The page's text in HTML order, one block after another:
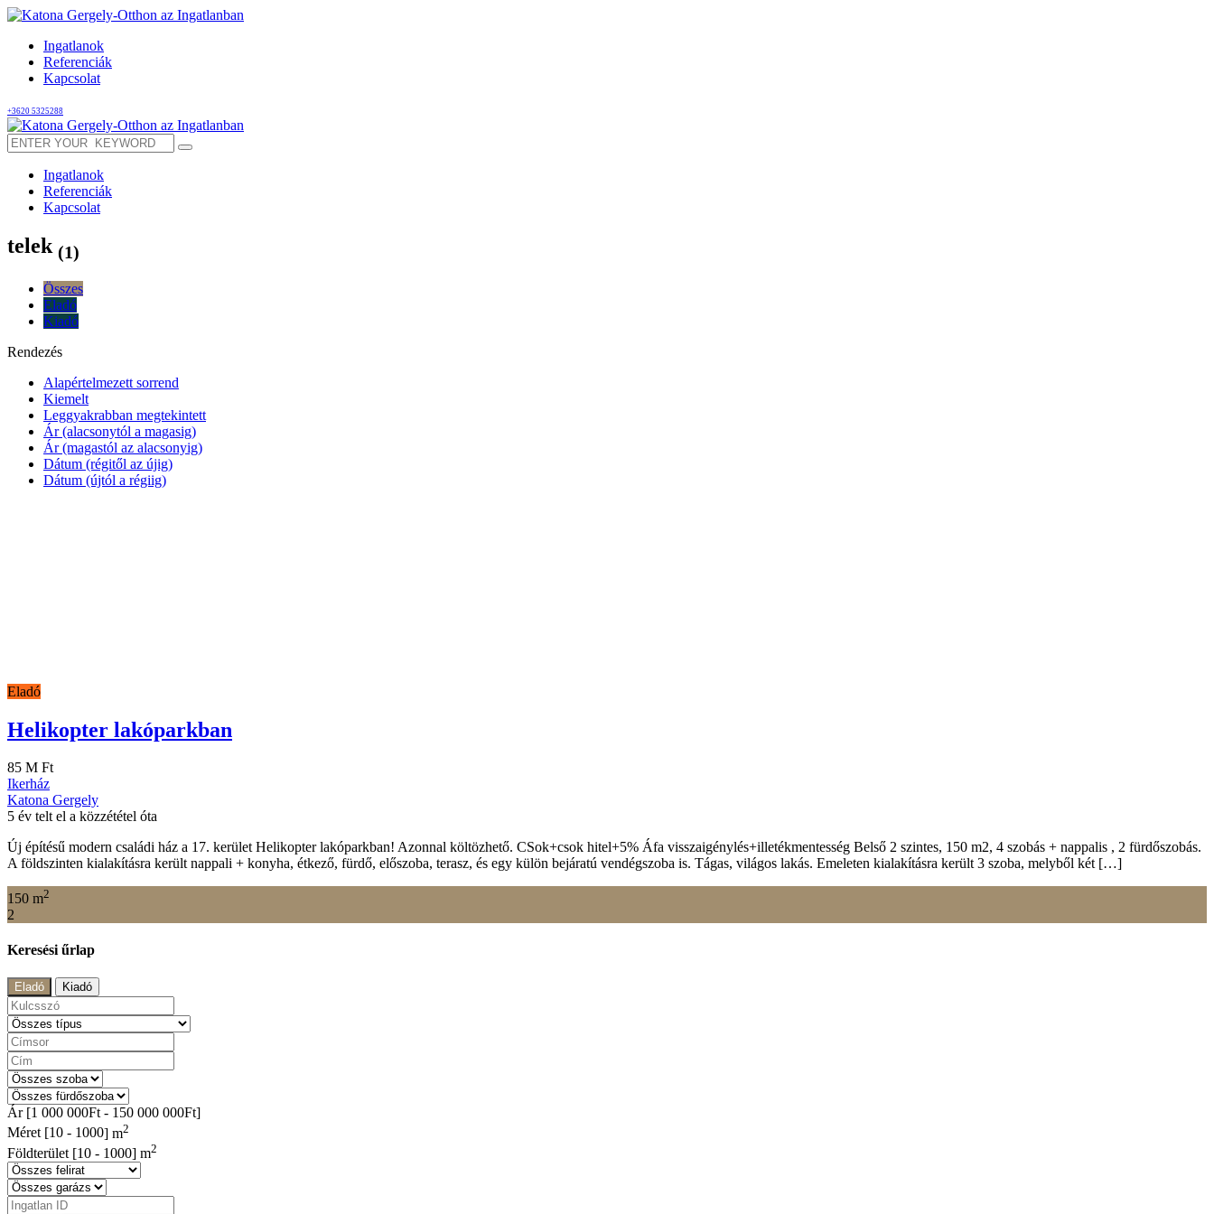
Ingatlanok
Referenciák
Kapcsolat
+3620 5325288
Ingatlanok
Referenciák
Kapcsolat
telek (1)
Összes
Eladó
Kiadó
Rendezés
Alapértelmezett sorrend
Kiemelt
Leggyakrabban megtekintett
Ár (alacsonytól a magasig)
Ár (magastól az alacsonyig)
Dátum (régitől az újig)
Dátum (újtól a régiig)
Eladó
Helikopter lakóparkban
85 M Ft
Ikerház
Katona Gergely
5 év telt el a közzététel óta
Új építésű modern családi ház a 17. kerület Helikopter lakóparkban! Azonnal költözhető. CSok+csok hitel+5% Áfa visszaigénylés+illetékmentesség Belső 2 szintes, 150 m2, 4 szobás + nappalis , 2 fürdőszobás.
A földszinten kialakításra került nappali + konyha, étkező, fürdő, előszoba, terasz, és egy külön bejáratú vendégszoba is. Tágas, világos lakás. Emeleten kialakításra került 3 szoba, melyből két […]
150 m2
2
Keresési űrlap
Eladó Kiadó
Ár [1 000 000Ft - 150 000 000Ft]
Méret [10 - 1000] m2
Földterület [10 - 1000] m2